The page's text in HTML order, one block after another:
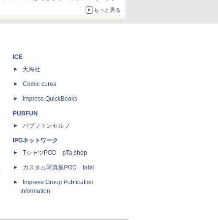
もっと見る
ICE
天海社
Comic curea
impress QuickBooks
PUBFUN
パブファンセルフ
IPGネットワーク
TシャツPOD pTa.shop
カスタム写真集POD fabli
Impress Group Publication
Information